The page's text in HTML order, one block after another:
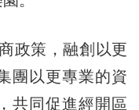
政策，融創以更
團以更專業的資
共同促進經開區